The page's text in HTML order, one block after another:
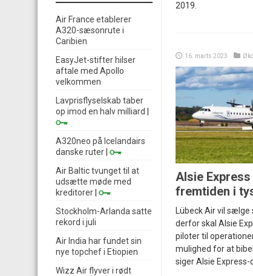
2019.
16. marts 2023
Alsie
fremtiden i
Lübeck Air vil
derfor skal Alsie
piloter til
mulighed for at
siger Alsie Express-
Air France etablerer
A320-sæsonrute i
Caribien
EasyJet-stifter hilser
aftale med Apollo
velkommen
Lavprisflyselskab taber
op imod en halv milliard
A320neo på Icelandairs
danske ruter
Air Baltic tvunget til at
udsætte møde med
kreditorer
Stockholm-Arlanda satte
rekord i juli
Air India har fundet sin
nye topchef i Etiopien
Wizz Air flyver i rødt